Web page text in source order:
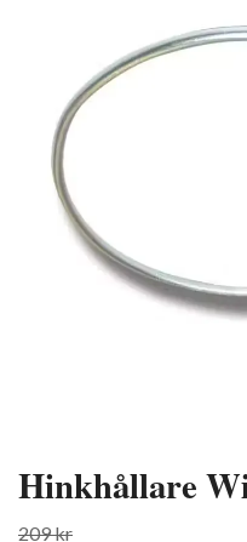
Hinkhållare
209 kr